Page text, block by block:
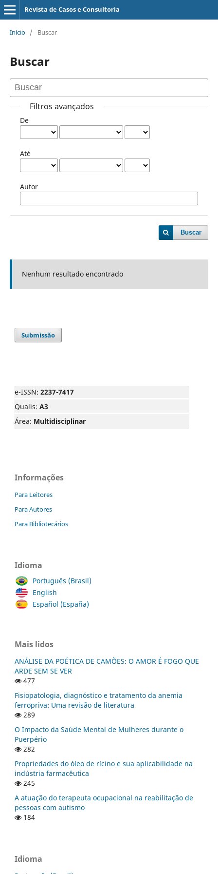
Revista de Casos e Consultoria
Início / Buscar
Buscar
Filtros avançados
De
Até
Autor
Buscar
Nenhum resultado encontrado
Submissão
e-ISSN: 2237-7417
Qualis: A3
Área: Multidisciplinar
Informações
Para Leitores
Para Autores
Para Bibliotecários
Idioma
Português (Brasil)
English
Español (España)
Mais lidos
ANÁLISE DA POÉTICA DE CAMÕES: O AMOR É FOGO QUE
ARDE SEM SE VER
477
Fisiopatologia, diagnóstico e tratamento da anemia
ferropriva: Uma revisão de literatura
289
O Impacto da Saúde Mental de Mulheres durante o
Puerpério
282
Propriedades do óleo de rícino e sua aplicabilidade na
indústria farmacêutica
245
A atuação do terapeuta ocupacional na reabilitação de
pessoas com autismo
184
Idioma